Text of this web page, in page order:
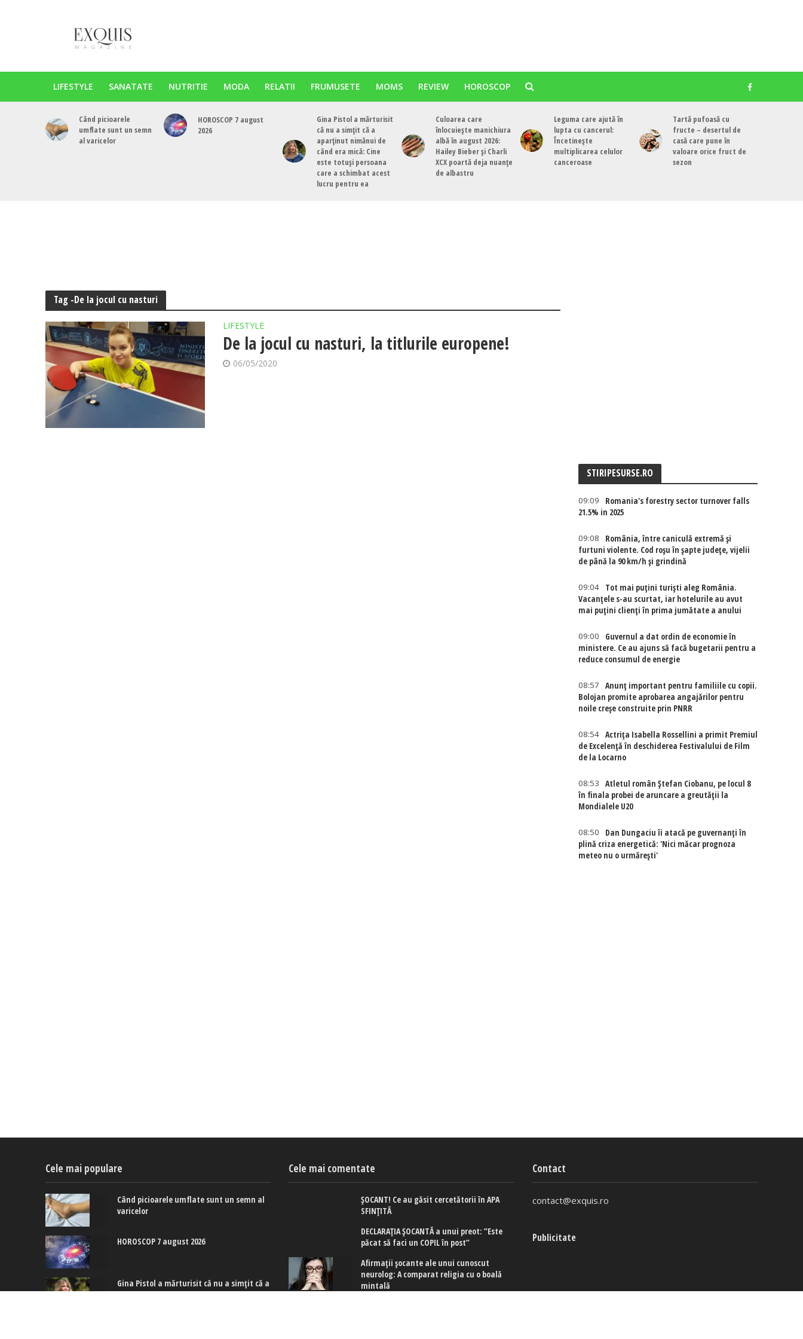
LIFESTYLE SANATATE NUTRITIE MODA RELATII FRUMUSETE MOMS REVIEW HOROSCOP
Când picioarele
umflate sunt un semn
al varicelor
HOROSCOP 7 august
2026
Gina Pistol a mărturisit
că nu a simțit că a
aparținut nimănui de
când era mică: Cine
este totuși persoana
care a schimbat acest
lucru pentru ea
Culoarea care
înlocuiește manichiura
albă în august 2026:
Hailey Bieber și Charli
XCX poartă deja nuanțe
de albastru
Leguma care ajută în
lupta cu cancerul:
Încetinește
multiplicarea celulor
canceroase
Tartă pufoasă cu
fructe – desertul de
casă care pune în
valoare orice fruct de
sezon
Tag -De la jocul cu nasturi
LIFESTYLE
De la jocul cu nasturi, la titlurile europene!
06/05/2020
STIRIPESURSE.RO
09:09
Romania's forestry sector turnover falls
21.5% in 2025
09:08
România, între caniculă extremă și
furtuni violente. Cod roșu în șapte județe, vijelii
de până la 90 km/h și grindină
09:04
Tot mai puțini turiști aleg România.
Vacanțele s-au scurtat, iar hotelurile au avut
mai puțini clienți în prima jumătate a anului
09:00
Guvernul a dat ordin de economie în
ministere. Ce au ajuns să facă bugetarii pentru a
reduce consumul de energie
08:57
Anunț important pentru familiile cu copii.
Bolojan promite aprobarea angajărilor pentru
noile creșe construite prin PNRR
08:54 Actriţa Isabella Rossellini a primit Premiul
de Excelenţă în deschiderea Festivalului de Film
de la Locarno
08:53
Atletul român Ștefan Ciobanu, pe locul 8
în finala probei de aruncare a greutății la
Mondialele U20
08:50
Dan Dungaciu îi atacă pe guvernanți în
plină criza energetică: 'Nici măcar prognoza
meteo nu o urmărești'
Cele mai populare
Când picioarele umflate sunt un semn al
varicelor
HOROSCOP 7 august 2026
Gina Pistol a mărturisit că nu a simțit că a
aparținut nimănui de când era mică: Cine
Cele mai comentate
ȘOCANT! Ce au găsit cercetătorii în APA
SFINȚITĂ
DECLARAȚIA ȘOCANTĂ a unui preot: ”Este
păcat să faci un COPIL în post”
Afirmaţii şocante ale unui cunoscut
neurolog: A comparat religia cu o boală
mintală
Contact
contact@exquis.ro
Publicitate